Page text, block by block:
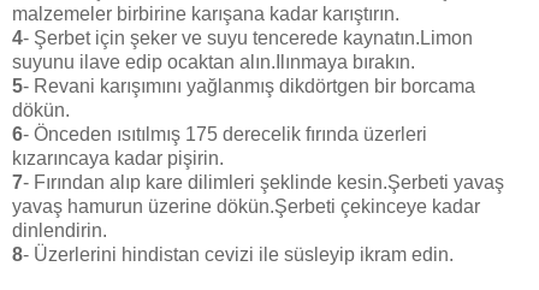
malzemeler birbirine karışana kadar karıştırın.
4- Şerbet için şeker ve suyu tencerede kaynatın.Limon
suyunu ilave edip ocaktan alın.Ilınmaya bırakın.
5- Revani karışımını yağlanmış dikdörtgen bir borcama
dökün.
6- Önceden ısıtılmış 175 derecelik fırında üzerleri
kızarıncaya kadar pişirin.
7- Fırından alıp kare dilimleri şeklinde kesin.Şerbeti yavaş
yavaş hamurun üzerine dökün.Şerbeti çekinceye kadar
dinlendirin.
8- Üzerlerini hindistan cevizi ile süsleyip ikram edin.